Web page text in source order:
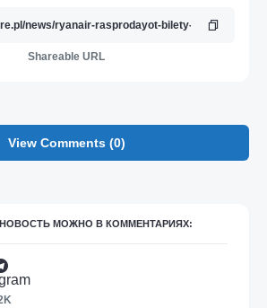
Shareable URL
View Comments (0)
МОЖНО В КОММЕНТАРИЯХ: